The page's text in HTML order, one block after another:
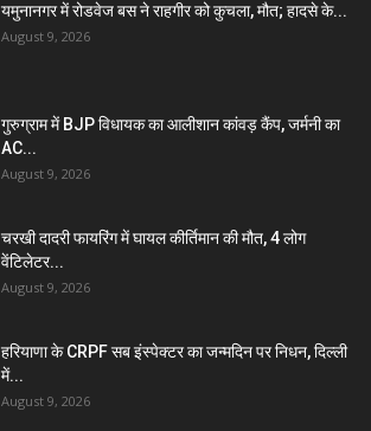
यमुनानगर में रोडवेज बस ने राहगीर को कुचला, मौत; हादसे के...
August 9, 2026
गुरुग्राम में BJP विधायक का आलीशान कांवड़ कैंप, जर्मनी का
AC...
August 9, 2026
चरखी दादरी फायरिंग में घायल कीर्तिमान की मौत, 4 लोग
वेंटिलेटर...
August 9, 2026
हरियाणा के CRPF सब इंस्पेक्टर का जन्मदिन पर निधन, दिल्ली
में...
August 9, 2026